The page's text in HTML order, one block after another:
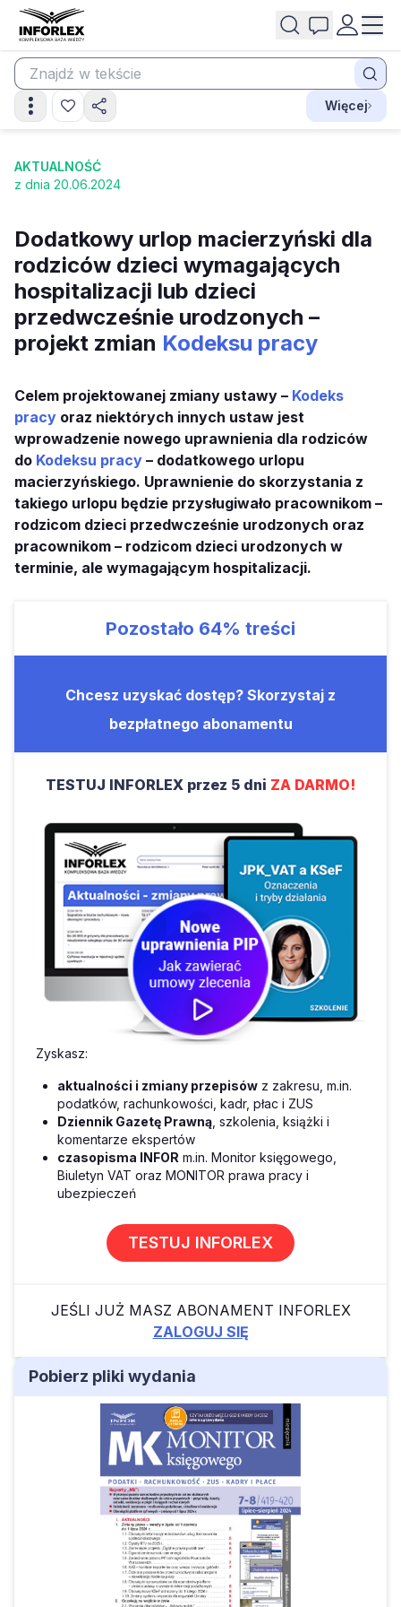
Więcej
AKTUALNOŚĆ
z dnia 20.06.2024
Dodatkowy urlop macierzyński dla
rodziców dzieci wymagających
hospitalizacji lub dzieci
przedwcześnie urodzonych –
projekt zmian Kodeksu pracy
Celem projektowanej zmiany ustawy – Kodeks
pracy oraz niektórych innych ustaw jest
wprowadzenie nowego uprawnienia dla rodziców
do Kodeksu pracy – dodatkowego urlopu
macierzyńskiego. Uprawnienie do skorzystania z
takiego urlopu będzie przysługiwało pracownikom –
rodzicom dzieci przedwcześnie urodzonych oraz
pracownikom – rodzicom dzieci urodzonych w
terminie, ale wymagającym hospitalizacji.
Pozostało 64% treści
Chcesz uzyskać dostęp? Skorzystaj z
bezpłatnego abonamentu
TESTUJ INFORLEX przez 5 dni ZA DARMO!
Zyskasz:
aktualności i zmiany przepisów z zakresu, m.in.
podatków, rachunkowości, kadr, płac i ZUS
Dziennik Gazetę Prawną , szkolenia, książki i
komentarze ekspertów
czasopisma INFOR m.in. Monitor księgowego,
Biuletyn VAT oraz MONITOR prawa pracy i
ubezpieczeń
TESTUJ INFORLEX
JEŚLI JUŻ MASZ ABONAMENT INFORLEX
ZALOGUJ SIĘ
Pobierz pliki wydania